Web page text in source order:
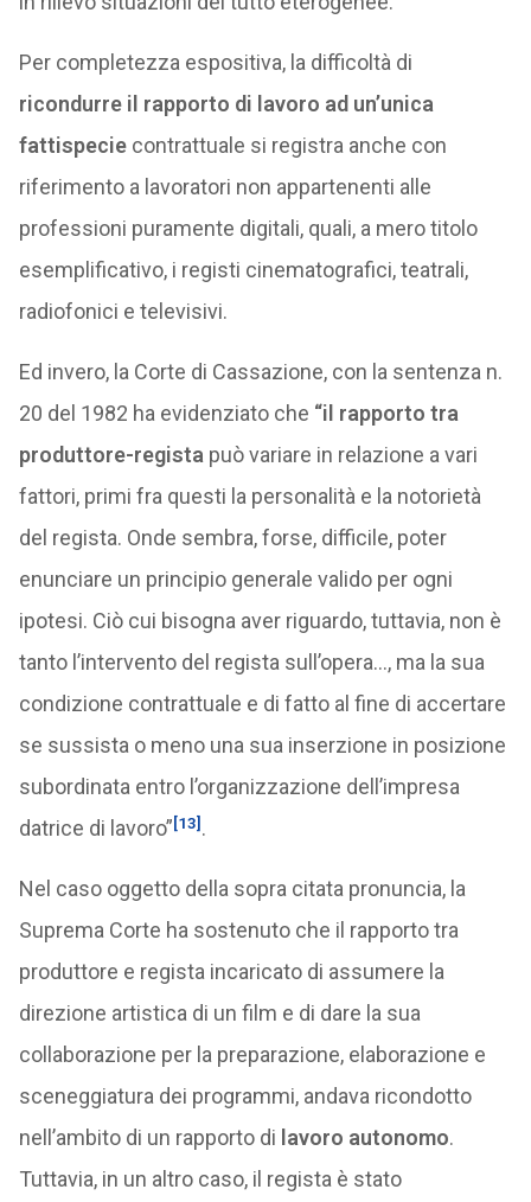
Per completezza espositiva, la difficoltà di
ricondurre il rapporto di lavoro ad un’unica
fattispeciecontrattuale si registra anche con
riferimento a lavoratori non appartenenti alle
professioni puramente digitali, quali, a mero titolo
esemplificativo, i registi cinematografici, teatrali,
radiofonici e televisivi.
Ed invero, la Corte di Cassazione, con la sentenza n.
20 del 1982 ha evidenziato che “il rapporto tra
produttore-registapuò variare in relazione a vari
fattori, primi fra questi la personalità e la notorietà
del regista. Onde sembra, forse, difficile, poter
enunciare un principio generale valido per ogni
ipotesi. Ciò cui bisogna aver riguardo, tuttavia, non è
tanto l’intervento del regista sull’opera…, ma la sua
condizione contrattuale e di fatto al fine di accertare
se sussista o meno una sua inserzione in posizione
subordinata entro l’organizzazione dell’impresa
datrice di lavoro”[13].
Nel caso oggetto della sopra citata pronuncia, la
Suprema Corte ha sostenuto che il rapporto tra
produttore e regista incaricato di assumere la
direzione artistica di un film e di dare la sua
collaborazione per la preparazione, elaborazione e
sceneggiatura dei programmi, andava ricondotto
nell’ambito di un rapporto di lavoro autonomo.
Tuttavia, in un altro caso, il regista è stato